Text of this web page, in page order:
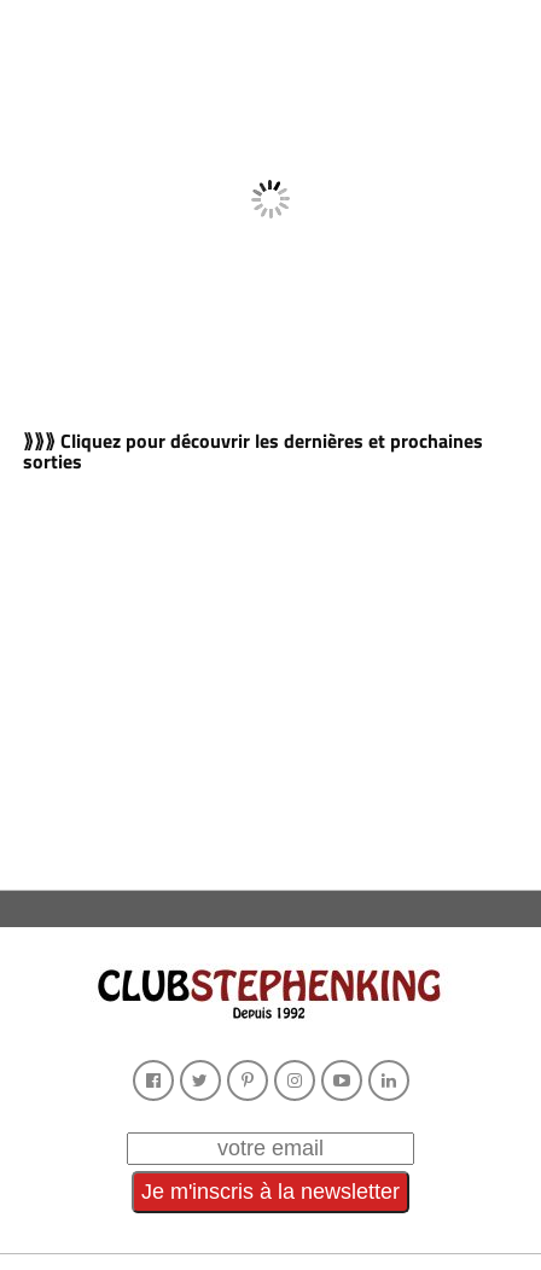
⟫⟫⟫ Cliquez pour découvrir les dernières et prochaines
sorties